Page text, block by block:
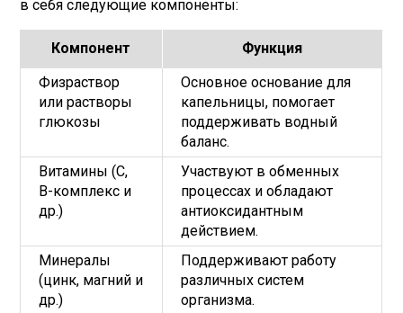
в себя следующие компоненты:
Компонент
Функция
Физраствор
или растворы
глюкозы
Основное основание для
капельницы, помогает
поддерживать водный
баланс.
Витамины (C,
B-комплекс и
др.)
Участвуют в обменных
процессах и обладают
антиоксидантным
действием.
Минералы
(цинк, магний и
др.)
Поддерживают работу
различных систем
организма.